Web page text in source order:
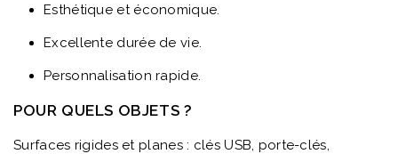
Esthétique et économique.
Excellente durée de vie.
Personnalisation rapide.
POUR QUELS OBJETS ?
Surfaces rigides et planes : clés USB, porte-clés,